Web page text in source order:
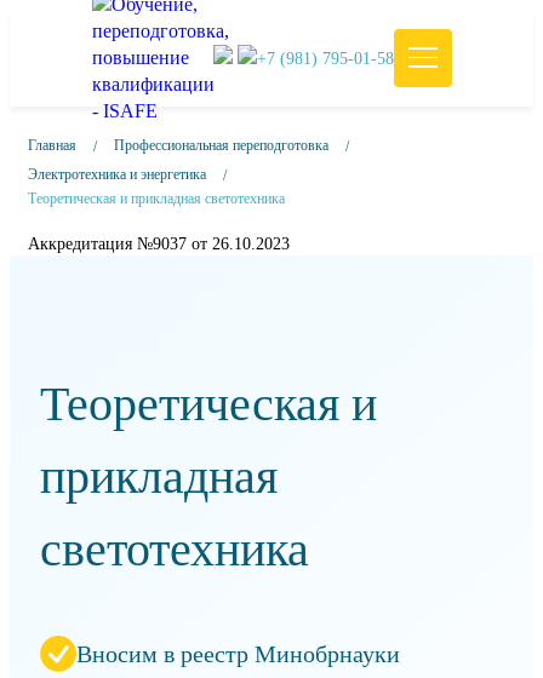
+7 (981) 795-01-58
Главная
Профессиональная переподготовка
Электротехника и энергетика
Теоретическая и прикладная светотехника
Аккредитация №9037 от 26.10.2023
Теоретическая и
прикладная
светотехника
Вносим в реестр Минобрнауки